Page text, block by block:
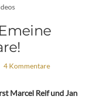
4 Kommentare
Marcel Reif und Jan